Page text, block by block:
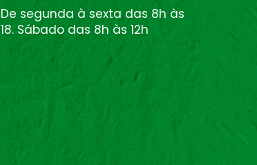
De segunda à sexta das 8h às
18. Sábado das 8h às 12h